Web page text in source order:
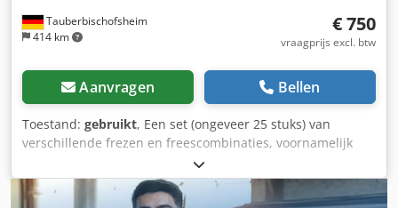
Tauberbischofsheim
414 km
€ 750
vraagprijs excl. btw
Aanvragen Bellen
Toestand: gebruikt, Een set (ongeveer 25 stuks) van
verschillende frezen en freescombinaties, voornamelijk
voor MEC-voorbeweginstelling of zonder markering.
Dodpjzryn Aefx Aqujck Technische gegevens: - Markering:
zonder of MEC - Boordiameter: 40 mm - Gewicht: ~100 kg